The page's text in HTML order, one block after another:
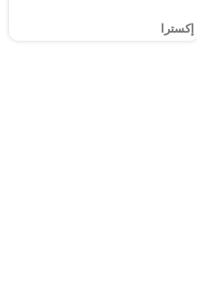
إكسترا